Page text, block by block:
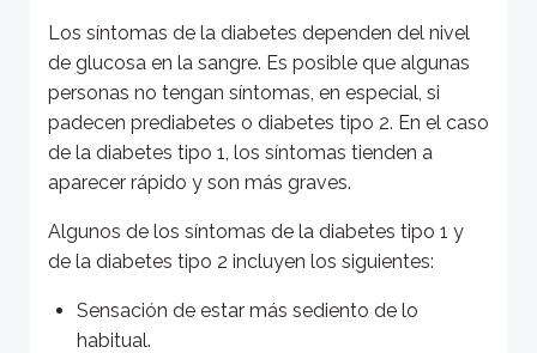
Los síntomas de la diabetes dependen del nivel
de glucosa en la sangre. Es posible que algunas
personas no tengan síntomas, en especial, si
padecen prediabetes o diabetes tipo 2. En el caso
de la diabetes tipo 1, los síntomas tienden a
aparecer rápido y son más graves.
Algunos de los síntomas de la diabetes tipo 1 y
de la diabetes tipo 2 incluyen los siguientes:
Sensación de estar más sediento de lo
habitual.